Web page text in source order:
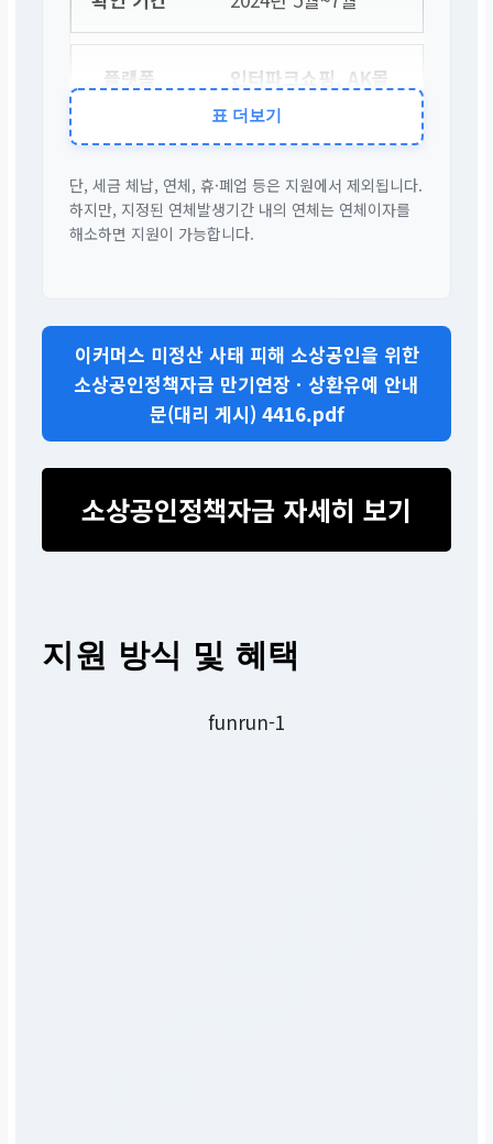
인터파크쇼핑, AK몰
2024년 7월~9월
알렛츠, 셀러허브
표 더보기
단, 세금 체납, 연체, 휴·폐업 등은 지원에서 제외됩니다.
하지만, 지정된 연체발생기간 내의 연체는 연체이자를
해소하면 지원이 가능합니다.
이커머스 미정산 사태 피해 소상공인을 위한
소상공인정책자금 만기연장ㆍ상환유예 안내
문(대리 게시) 4416.pdf
소상공인정책자금 자세히 보기
지원 방식 및 혜택
funrun-1